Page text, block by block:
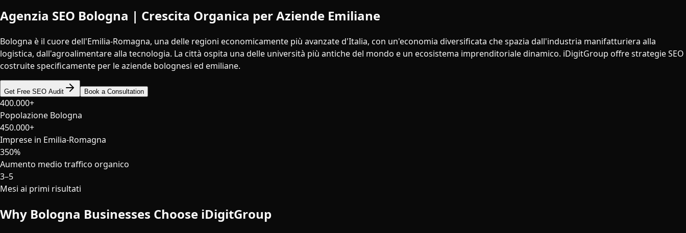
Agenzia SEO Bologna | Crescita Organica per Aziende Emiliane
Bologna è il cuore dell'Emilia-Romagna, una delle regioni economicamente più avanzate d'Italia, con un'economia diversificata che spazia dall'industria manifatturiera alla
logistica, dall'agroalimentare alla tecnologia. La città ospita una delle università più antiche del mondo e un ecosistema imprenditoriale dinamico. iDigitGroup offre strategie SEO
costruite specificamente per le aziende bolognesi ed emiliane.
Get Free SEO Audit Book a Consultation
400.000+
Popolazione Bologna
450.000+
Imprese in Emilia-Romagna
350%
Aumento medio traffico organico
3–5
Mesi ai primi risultati
Why Bologna Businesses Choose iDigitGroup